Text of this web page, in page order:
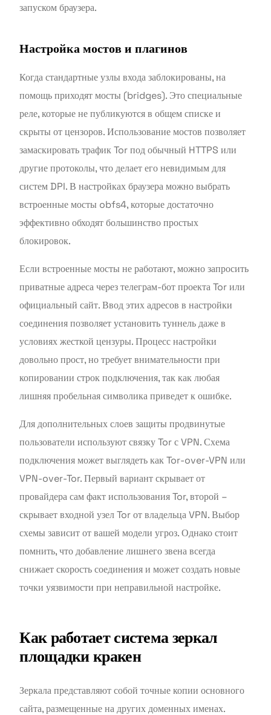
запуском браузера.
Настройка мостов и плагинов
Когда стандартные узлы входа заблокированы, на
помощь приходят мосты (bridges). Это специальные
реле, которые не публикуются в общем списке и
скрыты от цензоров. Использование мостов позволяет
замаскировать трафик Tor под обычный HTTPS или
другие протоколы, что делает его невидимым для
систем DPI. В настройках браузера можно выбрать
встроенные мосты obfs4, которые достаточно
эффективно обходят большинство простых
блокировок.
Если встроенные мосты не работают, можно запросить
приватные адреса через телеграм-бот проекта Tor или
официальный сайт. Ввод этих адресов в настройки
соединения позволяет установить туннель даже в
условиях жесткой цензуры. Процесс настройки
довольно прост, но требует внимательности при
копировании строк подключения, так как любая
лишняя пробельная символика приведет к ошибке.
Для дополнительных слоев защиты продвинутые
пользователи используют связку Tor с VPN. Схема
подключения может выглядеть как Tor-over-VPN или
VPN-over-Tor. Первый вариант скрывает от
провайдера сам факт использования Tor, второй –
скрывает входной узел Tor от владельца VPN. Выбор
схемы зависит от вашей модели угроз. Однако стоит
помнить, что добавление лишнего звена всегда
снижает скорость соединения и может создать новые
точки уязвимости при неправильной настройке.
Как работает система зеркал
площадки кракен
Зеркала представляют собой точные копии основного
сайта, размещенные на других доменных именах.